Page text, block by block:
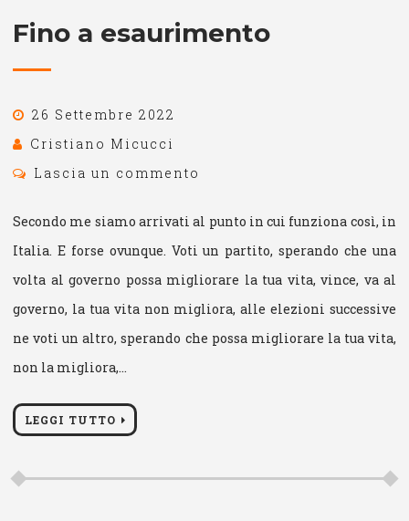
Fino a esaurimento
26 Settembre 2022
Cristiano Micucci
Lascia un commento
Secondo me siamo arrivati al punto in cui funziona così, in
Italia. E forse ovunque. Voti un partito, sperando che una
volta al governo possa migliorare la tua vita, vince, va al
governo, la tua vita non migliora, alle elezioni successive
ne voti un altro, sperando che possa migliorare la tua vita,
non la migliora,…
LEGGI TUTTO